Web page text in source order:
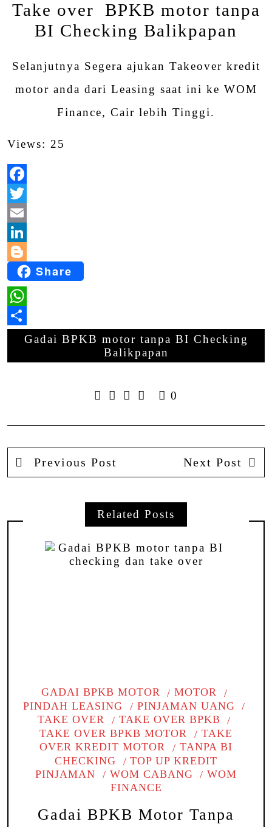
Take over BPKB motor tanpa
BI Checking Balikpapan
Selanjutnya Segera ajukan Takeover kredit
motor anda dari Leasing saat ini ke WOM
Finance, Cair lebih Tinggi.
Views: 25
Facebook
Twitter
Email
LinkedIn
BloggerShare
WhatsApp
Share
Gadai BPKB motor tanpa BI Checking
Balikpapan
0
Previous Post Next Post
Related Posts
GADAI BPKB MOTOR
MOTOR
PINDAH LEASING
PINJAMAN UANG
TAKE OVER
TAKE OVER BPKB
TAKE OVER BPKB MOTOR
TAKE
OVER KREDIT MOTOR
TANPA BI
CHECKING
TOP UP KREDIT
PINJAMAN
WOM CABANG
WOM
FINANCE
Gadai BPKB Motor Tanpa